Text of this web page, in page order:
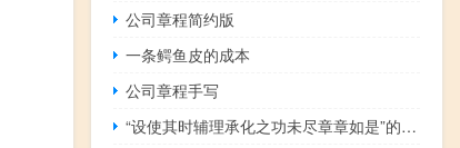
公司章程简约版
一条鳄鱼皮的成本
公司章程手写
“设使其时辅理承化之功未尽章章如是”的出处是哪里